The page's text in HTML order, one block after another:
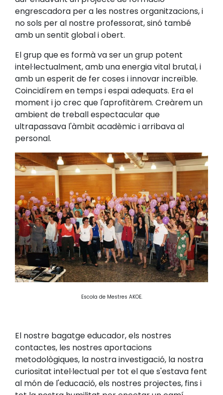
engrescadora per a les nostres organitzacions, i
no sols per al nostre professorat, sinó també
amb un sentit global i obert.
El grup que es formà va ser un grup potent
intel·lectualment, amb una energia vital brutal, i
amb un esperit de fer coses i innovar increïble.
Coincidírem en temps i espai adequats. Era el
moment i jo crec que l'aprofitàrem. Creàrem un
ambient de treball espectacular que
ultrapassava l'àmbit acadèmic i arribava al
personal.
Escola de Mestres AKOE.
El nostre bagatge educador, els nostres
contactes, les nostres aportacions
metodològiques, la nostra investigació, la nostra
curiositat intel·lectual per tot el que s'estava fent
al món de l'educació, els nostres projectes, fins i